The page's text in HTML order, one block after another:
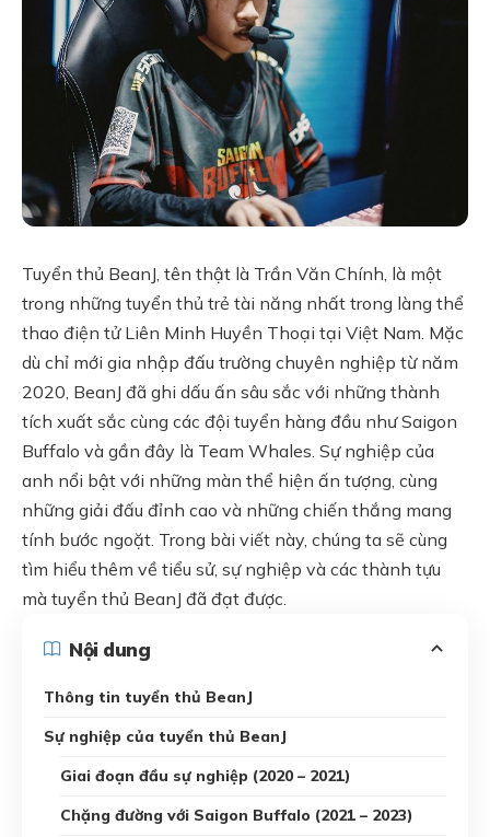
Tuyển thủ BeanJ, tên thật là Trần Văn Chính, là một
trong những tuyển thủ trẻ tài năng nhất trong làng thể
thao điện tử Liên Minh Huyền Thoại tại Việt Nam. Mặc
dù chỉ mới gia nhập đấu trường chuyên nghiệp từ năm
2020, BeanJ đã ghi dấu ấn sâu sắc với những thành
tích xuất sắc cùng các đội tuyển hàng đầu như Saigon
Buffalo và gần đây là Team Whales. Sự nghiệp của
anh nổi bật với những màn thể hiện ấn tượng, cùng
những giải đấu đỉnh cao và những chiến thắng mang
tính bước ngoặt. Trong bài viết này, chúng ta sẽ cùng
tìm hiểu thêm về tiểu sử, sự nghiệp và các thành tựu
mà tuyển thủ BeanJ đã đạt được.
Nội dung
Thông tin tuyển thủ BeanJ
Sự nghiệp của tuyển thủ BeanJ
Giai đoạn đầu sự nghiệp (2020 – 2021)
Chặng đường với Saigon Buffalo (2021 – 2023)